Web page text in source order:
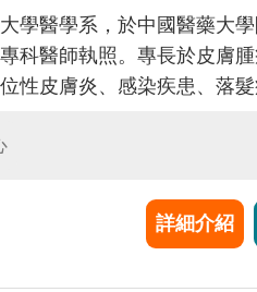
學醫學系，於中國醫藥大
科醫師執照。專長於皮膚
性皮膚炎、感染疾患、落髮
詳細介紹